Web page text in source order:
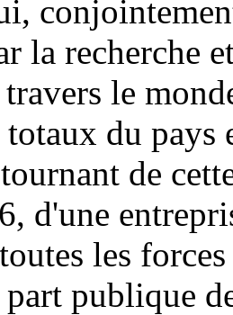
la recherche
le
totaux du
de
d'une
les
publique